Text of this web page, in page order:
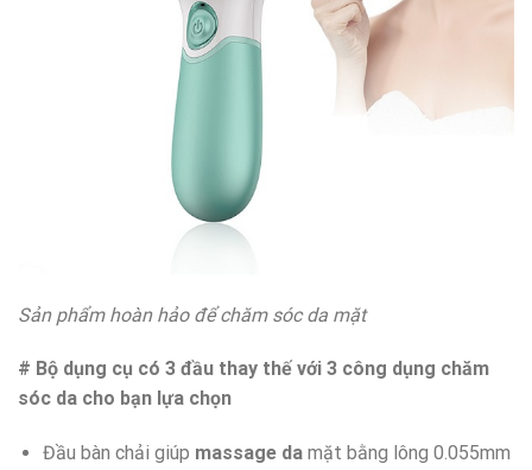
Sản phẩm hoàn hảo để chăm sóc da mặt
# Bộ dụng cụ có 3 đầu thay thế với 3 công dụng chăm
sóc da cho bạn lựa chọn
Đầu bàn chải giúp massage damặt bằng lông 0.055mm